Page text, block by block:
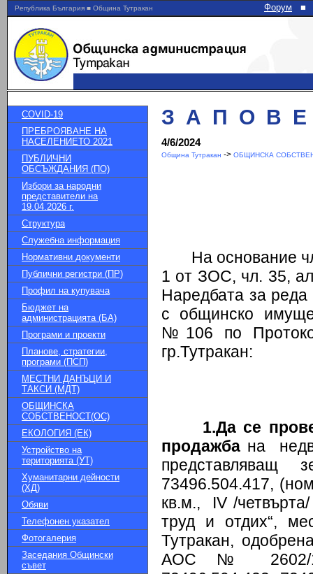
Република България ■ Община Тутракан Форум ■
COVID-19
ПРЕБРОЯВАНЕ НА
НАСЕЛЕНИЕТО 2021
ПУБЛИЧНИ
ОБСЪЖДАНИЯ (ПО)
Избори за народни
представители на
19.04.2026 г.
Структура
Служебна информация
Нормативни документи
Публични регистри (ПР)
Профил на купувача
Бюджет на
администрацията (БА)
Програми и проекти
Планове, стратегии,
програми (ПСП)
МЕСТНИ ДАНЪЦИ И
ТАКСИ (МДТ)
ОБЩИНСКА
СОБСТВЕНОСТ(ОС)
ЕКОЛОГИЯ (ЕК)
Устройство на
територията (УТ)
Хуманитарни дейности
(ХД)
Обяви
Телефонен указател
Фотогалерия
Заседания Общински
съвет
З А П О В Е Д
4/6/2024
Община Тутракан -> ОБЩИНСКА
На основание
1 от ЗОС, чл. 35,
Наредбата за
с общинско
№106 по
гр.Тутракан:
1.Да се
продажба на
73496.504.417,
кв.м., IV /
труд и отдих“,
Тутракан,
АОС № 2602/